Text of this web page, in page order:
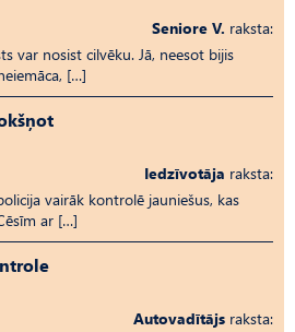
Seniore V. raksta:
var nosist cilvēku. Jā, neesot bijis
[…]
Iedzīvotāja raksta:
vairāk kontrolē jauniešus, kas
ar […]
Autovadītājs raksta: